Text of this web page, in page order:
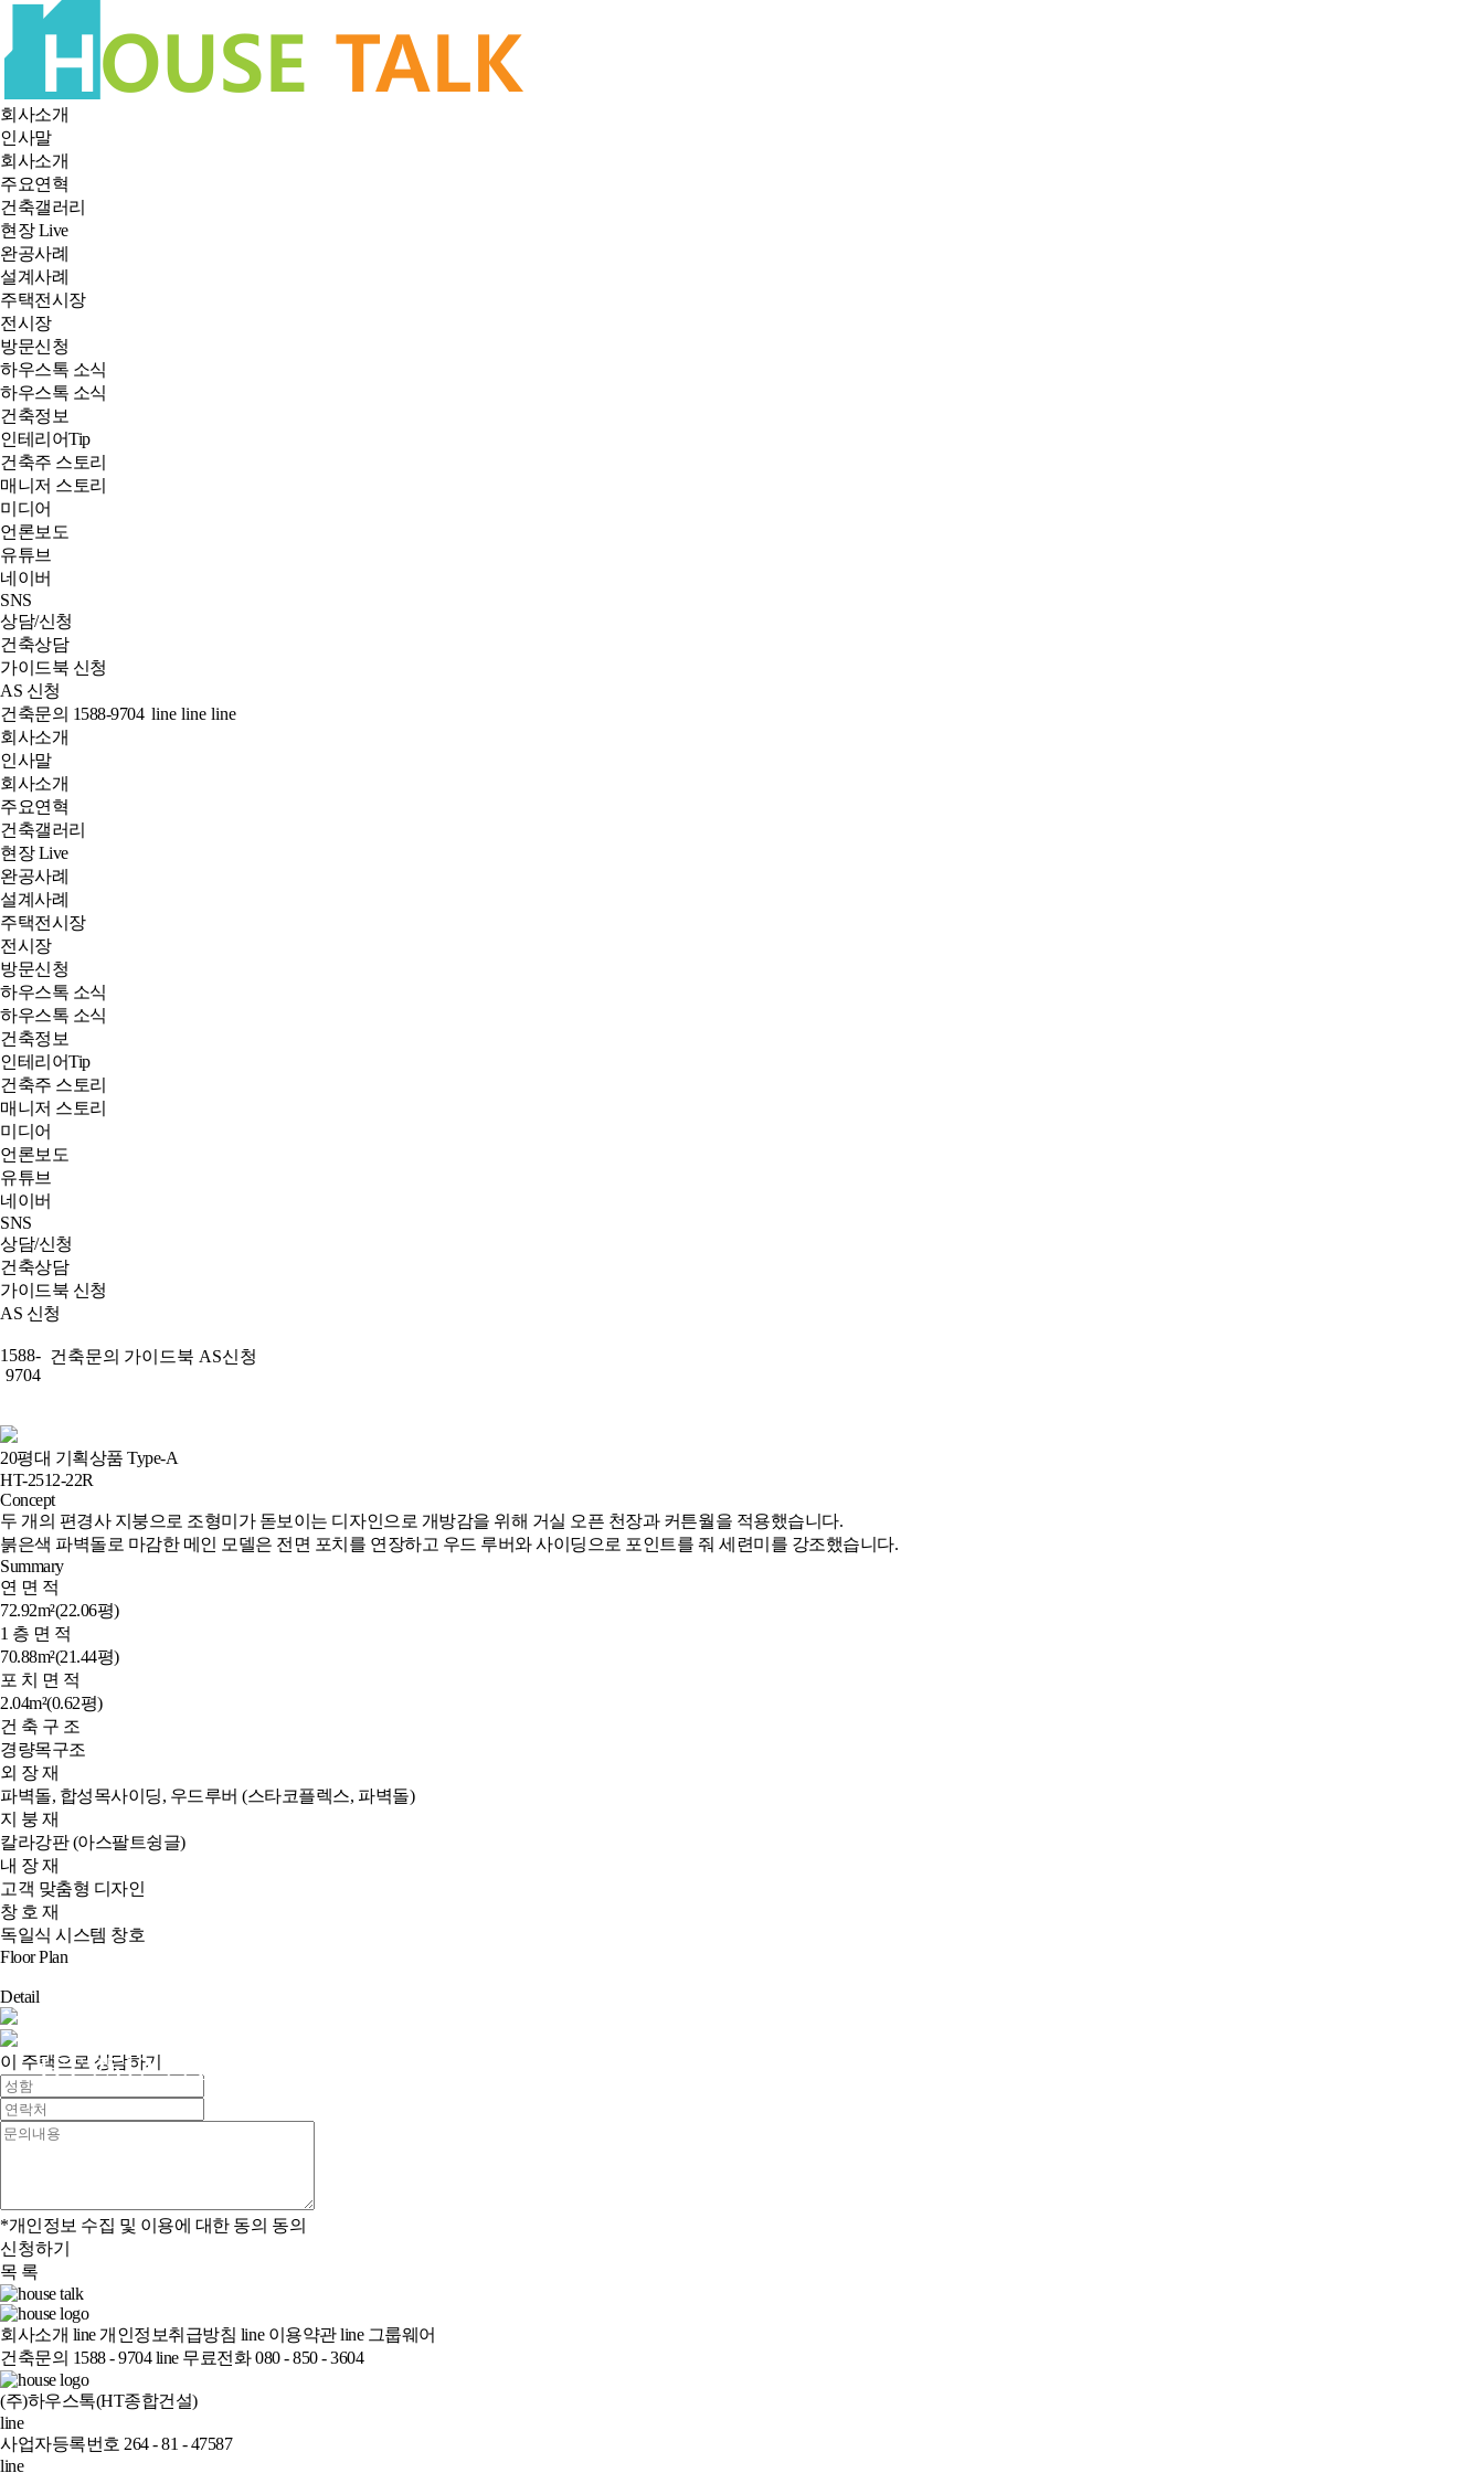
회사소개
인사말
회사소개
주요연혁
건축갤러리
현장 Live
완공사례
설계사례
주택전시장
전시장
방문신청
하우스톡 소식
하우스톡 소식
건축정보
인테리어Tip
건축주 스토리
매니저 스토리
미디어
언론보도
유튜브
네이버
SNS
상담/신청
건축상담
가이드북 신청
AS 신청
건축문의 1588-9704 line line line
회사소개
인사말
회사소개
주요연혁
건축갤러리
현장 Live
완공사례
설계사례
주택전시장
전시장
방문신청
하우스톡 소식
하우스톡 소식
건축정보
인테리어Tip
건축주 스토리
매니저 스토리
미디어
언론보도
유튜브
네이버
SNS
상담/신청
건축상담
가이드북 신청
AS 신청
1588-
9704
건축문의 가이드북 AS신청
20평대 기획상품 Type-A
HT-2512-22R
Concept
두 개의 편경사 지붕으로 조형미가 돋보이는 디자인으로 개방감을 위해 거실 오픈 천장과 커튼월을 적용했습니다.
붉은색 파벽돌로 마감한 메인 모델은 전면 포치를 연장하고 우드 루버와 사이딩으로 포인트를 줘 세련미를 강조했습니다.
Summary
연 면 적
72.92m²(22.06평)
1 층 면 적
70.88m²(21.44평)
포 치 면 적
2.04m²(0.62평)
건 축 구 조
경량목구조
외 장 재
파벽돌, 합성목사이딩, 우드루버 (스타코플렉스, 파벽돌)
지 붕 재
칼라강판 (아스팔트슁글)
내 장 재
고객 맞춤형 디자인
창 호 재
독일식 시스템 창호
Floor Plan
Detail
HT-2512-22R
이 주택으로 상담하기
*개인정보 수집 및 이용에 대한 동의 동의
신청하기
목 록
회사소개 line 개인정보취급방침 line 이용약관 line 그룹웨어
건축문의 1588 - 9704line무료전화 080 - 850 - 3604
(주)하우스톡(HT종합건설)
line
사업자등록번호 264 - 81 - 47587
line